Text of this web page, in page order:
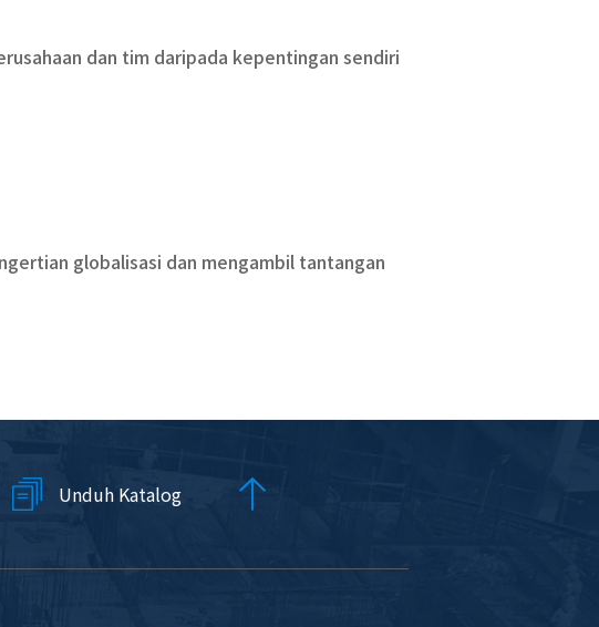
dan tim daripada kepentingan sendiri
globalisasi dan mengambil tantangan
Unduh Katalog